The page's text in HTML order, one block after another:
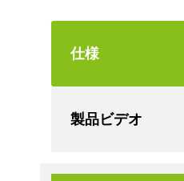
仕様
製品ビデオ